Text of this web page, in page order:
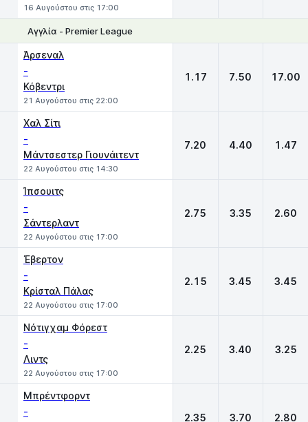
16 Αυγούστου στις 17:00
Αγγλία - Premier League
Άρσεναλ
-
Κόβεντρι
21 Αυγούστου στις 22:00
1.17 7.50 17.00
Χαλ Σίτι
-
Μάντσεστερ Γιουνάιτεντ
22 Αυγούστου στις 14:30
7.20 4.40 1.47
Ίπσουιτς
-
Σάντερλαντ
22 Αυγούστου στις 17:00
2.75 3.35 2.60
Έβερτον
-
Κρίσταλ Πάλας
22 Αυγούστου στις 17:00
2.15 3.45 3.45
Νότιγχαμ Φόρεστ
-
Λιντς
22 Αυγούστου στις 17:00
2.25 3.40 3.25
Μπρέντφορντ
- 2.35 3.70 2.80